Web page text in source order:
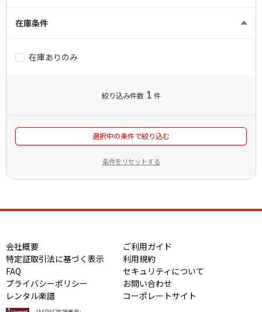
在庫条件
在庫ありのみ
絞り込み件数 1 件
選択中の条件で絞り込む
条件をリセットする
会社概要
ご利用ガイド
特定証取引法に基づく表示
利用規約
FAQ
セキュリティについて
プライバシーポリシー
お問い合わせ
レンタル楽譜
コーポレートサイト